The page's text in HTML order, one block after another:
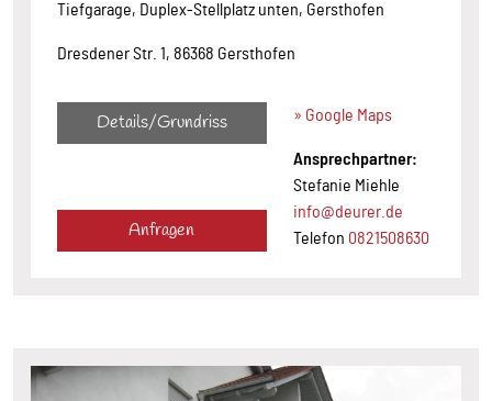
Tiefgarage, Duplex-Stellplatz unten, Gersthofen
Dresdener Str. 1, 86368 Gersthofen
Details/Grundriss
Anfragen
» Google Maps
Ansprechpartner:
Stefanie Miehle
info@deurer.de
Telefon 0821508630